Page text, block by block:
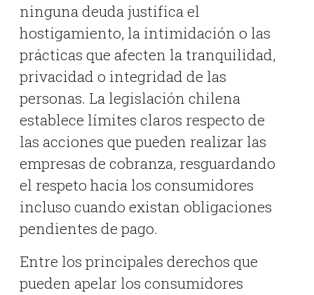
ninguna deuda justifica el
hostigamiento, la intimidación o las
prácticas que afecten la tranquilidad,
privacidad o integridad de las
personas. La legislación chilena
establece límites claros respecto de
las acciones que pueden realizar las
empresas de cobranza, resguardando
el respeto hacia los consumidores
incluso cuando existan obligaciones
pendientes de pago.
Entre los principales derechos que
pueden apelar los consumidores